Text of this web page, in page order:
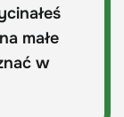
małe
w